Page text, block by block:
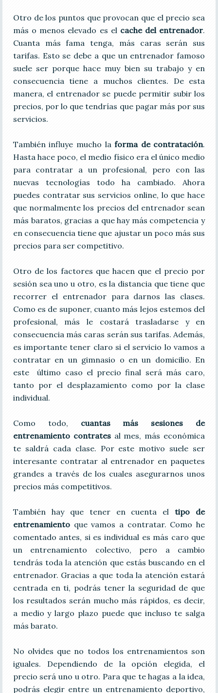
Otro de los puntos que provocan que el precio sea
más o menos elevado es el cache del entrenador.
Cuanta más fama tenga, más caras serán sus
tarifas. Esto se debe a que un entrenador famoso
suele ser porque hace muy bien su trabajo y en
consecuencia tiene a muchos clientes. De esta
manera, el entrenador se puede permitir subir los
precios, por lo que tendrías que pagar más por sus
servicios.
También influye mucho laforma de contratación.
Hasta hace poco, el medio físico era el único medio
para contratar a un profesional, pero con las
nuevas tecnologías todo ha cambiado. Ahora
puedes contratar sus servicios online, lo que hace
que normalmente los precios del entrenador sean
más baratos, gracias a que hay más competencia y
en consecuencia tiene que ajustar un poco más sus
precios para ser competitivo.
Otro de los factores que hacen que el precio por
sesión sea uno u otro, es la distancia que tiene que
recorrer el entrenador para darnos las clases.
Como es de suponer, cuanto más lejos estemos del
profesional, más le costará trasladarse y en
consecuencia más caras serán sus tarifas. Además,
es importante tener claro si el servicio lo vamos a
contratar en un gimnasio o en un domicilio. En
este último caso el precio final será más caro,
tanto por el desplazamiento como por la clase
individual.
Como todo, cuantas más sesiones de
entrenamiento contratesal mes, más económica
te saldrá cada clase. Por este motivo suele ser
interesante contratar al entrenador en paquetes
grandes a través de los cuales asegurarnos unos
precios más competitivos.
También hay que tener en cuenta eltipo de
entrenamientoque vamos a contratar. Como he
comentado antes, si es individual es más caro que
un entrenamiento colectivo, pero a cambio
tendrás toda la atención que estás buscando en el
entrenador. Gracias a que toda la atención estará
centrada en ti, podrás tener la seguridad de que
los resultados serán mucho más rápidos, es decir,
a medio y largo plazo puede que incluso te salga
más barato.
No olvides que no todos los entrenamientos son
iguales. Dependiendo de la opción elegida, el
precio será uno u otro. Para que te hagas a la idea,
podrás elegir entre un entrenamiento deportivo,